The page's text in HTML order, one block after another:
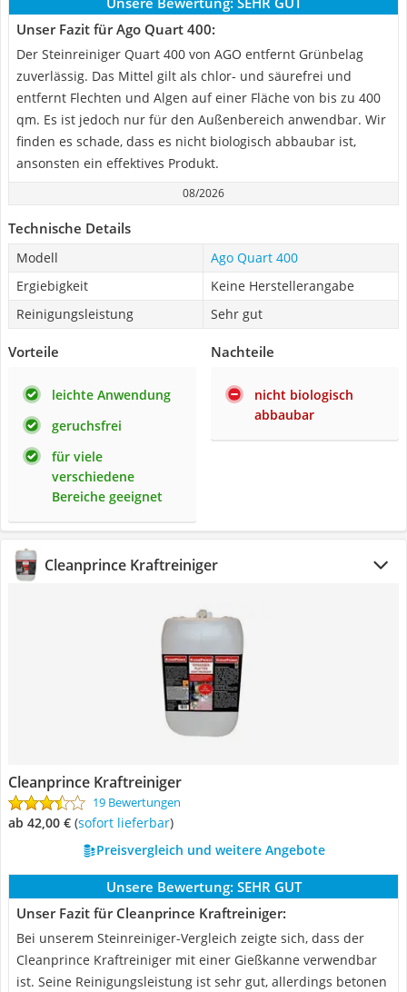
Unser Fazit für Ago Quart 400:
Der Steinreiniger Quart 400 von AGO entfernt Grünbelag
zuverlässig. Das Mittel gilt als chlor- und säurefrei und
entfernt Flechten und Algen auf einer Fläche von bis zu 400
qm. Es ist jedoch nur für den Außenbereich anwendbar. Wir
finden es schade, dass es nicht biologisch abbaubar ist,
ansonsten ein effektives Produkt.
08/2026
Technische Details
Modell
Ago Quart 400
Ergiebigkeit
Keine Herstellerangabe
Reinigungsleistung
Sehr gut
Vorteile
leichte Anwendung
geruchsfrei
für viele
verschiedene
Bereiche geeignet
Nachteile
nicht biologisch
abbaubar
Cleanprince Kraftreiniger
Cleanprince Kraftreiniger
19 Bewertungen
ab 42,00 € ( Sofort lieferbar)
Preisvergleich und weitere Angebote
Unsere Bewertung: SEHR GUT
Unser Fazit für Cleanprince Kraftreiniger:
Bei unserem Steinreiniger-Vergleich zeigte sich, dass der
Cleanprince Kraftreiniger mit einer Gießkanne verwendbar
ist. Seine Reinigungsleistung ist sehr gut, allerdings betonen